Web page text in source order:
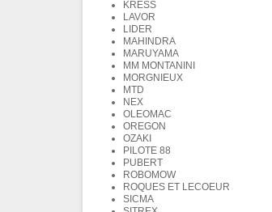
KRESS
LAVOR
LIDER
MAHINDRA
MARUYAMA
MM MONTANINI
MORGNIEUX
MTD
NEX
OLEOMAC
OREGON
OZAKI
PILOTE 88
PUBERT
ROBOMOW
ROQUES ET LECOEUR
SICMA